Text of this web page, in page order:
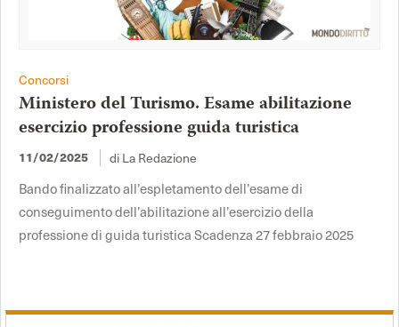
Concorsi
Ministero del Turismo. Esame abilitazione
esercizio professione guida turistica
11/02/2025 di La Redazione
Bando finalizzato all’espletamento dell’esame di
conseguimento dell’abilitazione all’esercizio della
professione di guida turistica Scadenza 27 febbraio 2025